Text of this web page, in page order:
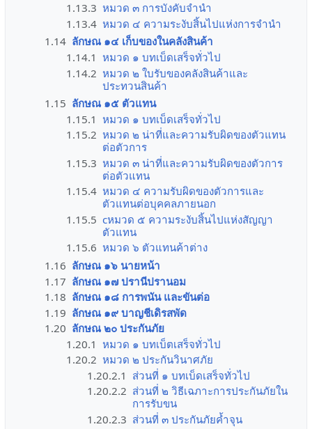
1.13.3 หมวด ๓ การบังคับจำนำ
1.13.4 หมวด ๔ ความระงับสิ้นไปแห่งการจำนำ
1.14 ลักษณ ๑๔ เก็บของในคลังสินค้า
1.14.1 หมวด ๑ บทเบ็ดเสร็จทั่วไป
1.14.2 หมวด ๒ ใบรับของคลังสินค้าและ
ประทวนสินค้า
1.15 ลักษณ ๑๕ ตัวแทน
1.15.1 หมวด ๑ บทเบ็ดเสร็จทั่วไป
1.15.2 หมวด ๒ น่าที่และความรับผิดของตัวแทน
ต่อตัวการ
1.15.3 หมวด ๓ น่าที่และความรับผิดของตัวการ
ต่อตัวแทน
1.15.4 หมวด ๔ ความรับผิดของตัวการและ
ตัวแทนต่อบุคคลภายนอก
1.15.5 cหมวด ๕ ความระงับสิ้นไปแห่งสัญญา
ตัวแทน
1.15.6 หมวด ๖ ตัวแทนค้าต่าง
1.16 ลักษณ ๑๖ นายหน้า
1.17 ลักษณ ๑๗ ปรานีปรานอม
1.18 ลักษณ ๑๘ การพนัน และขันต่อ
1.19 ลักษณ ๑๙ บาญชีเดิรสพัด
1.20 ลักษณ ๒๐ ประกันภัย
1.20.1 หมวด ๑ บทเบ็ตเสร็จทั่วไป
1.20.2 หมวด ๒ ประกันวินาศภัย
1.20.2.1 ส่วนที่ ๑ บทเบ็ดเสร็จทั่วไป
1.20.2.2 ส่วนที่ ๒ วิธีเฉภาะการประกันภัยใน
การรับขน
1.20.2.3 ส่วนที่ ๓ ประกันภัยค้ำจุน